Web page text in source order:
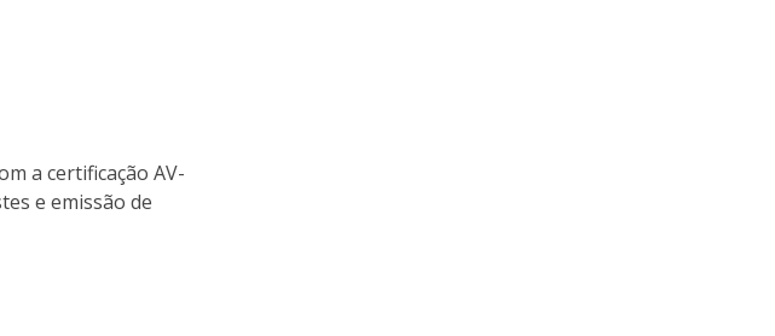
a certificação AV-
e emissão de